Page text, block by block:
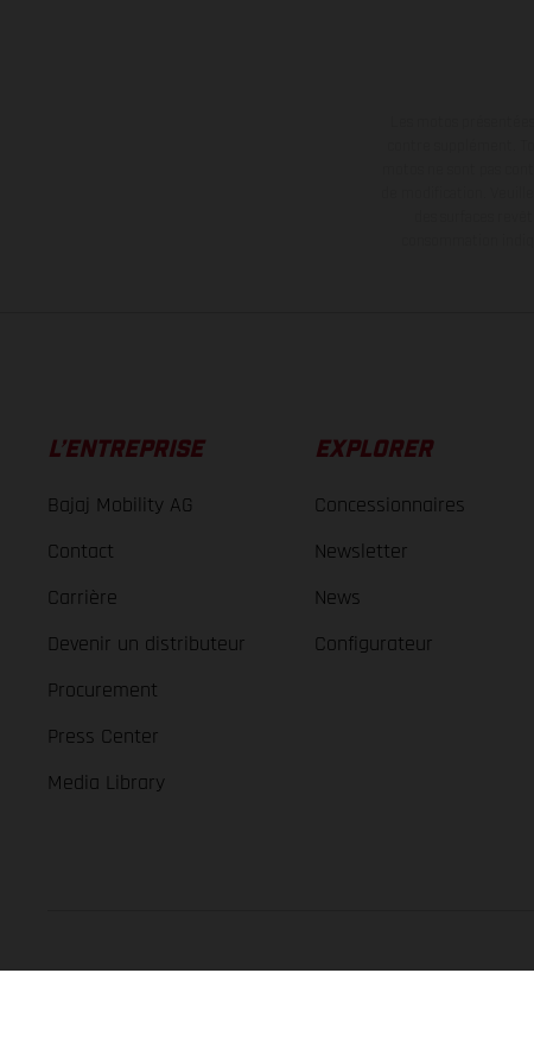
L’ENTREPRISE
Bajaj Mobility AG
Contact
Carrière
Devenir un distributeur
Procurement
Press Center
Media Library
EXPLORER
Concessionnaires
Newsletter
News
Configurateur